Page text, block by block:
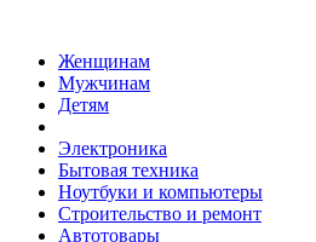
Женщинам
Мужчинам
Детям
Электроника
Бытовая техника
Ноутбуки и компьютеры
Строительство и ремонт
Автотовары